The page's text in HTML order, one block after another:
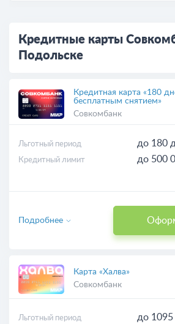
Кредитные карты
Подольске
Кредитная карта «180
бесплатным снятием»
Совкомбанк
Льготный период до 180
Кредитный лимит до 500
Подробнее
Карта «Халва»
Совкомбанк
Льготный период до 1095